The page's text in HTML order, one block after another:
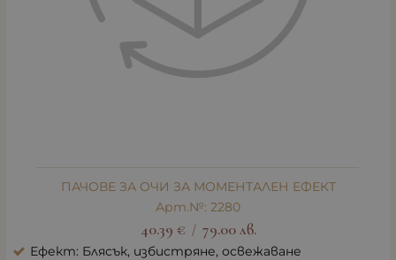
ПАЧОВЕ ЗА ОЧИ ЗА МОМЕНТАЛЕН ЕФЕКТ
Арт.№: 2280
40.39 € / 79.00 лв.
Ефект: Блясък, избистряне, освежаване